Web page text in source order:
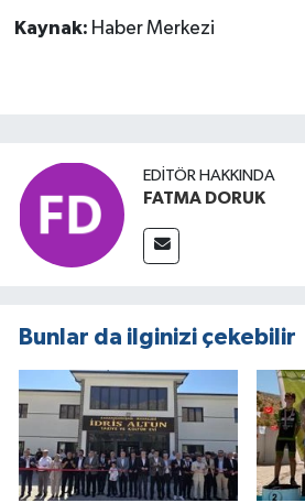
Kaynak: Haber Merkezi
EDITÖR HAKKINDA
FATMA DORUK
Bunlar da ilginizi çekebilir